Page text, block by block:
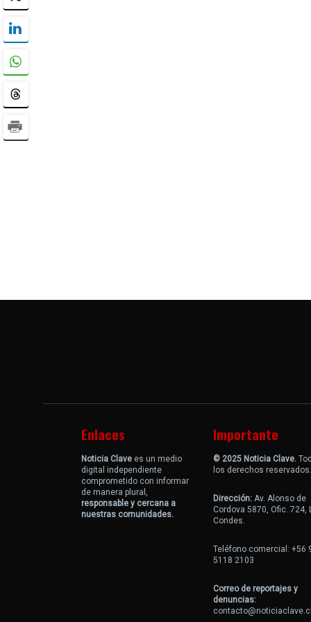
Enlaces
Noticia Clave es un medio
digital independiente
comprometido con informar
de manera plural,
responsable y cercana a
nuestras comunidades.
Importante
© 2025 Noticia Clave.
los derechos reservados.
Dirección: Av. Alonso de
Cordova 5870, Ofic. 724,
Condes.
Teléfono comercial: +56
5118 2103
Correo de reportajes y
denuncias: